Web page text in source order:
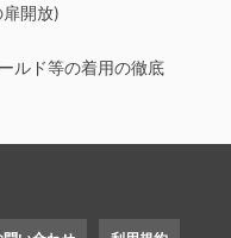
開放)
ルド等の着用の徹底